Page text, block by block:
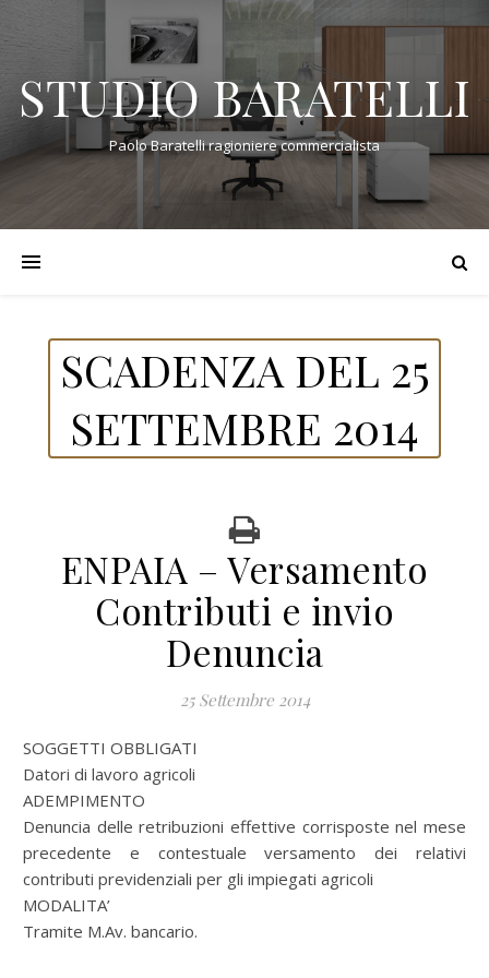
STUDIO BARATELLI
Paolo Baratelli ragioniere commercialista
SCADENZA DEL 25
SETTEMBRE 2014
ENPAIA – Versamento
Contributi e invio
Denuncia
25 Settembre 2014
SOGGETTI OBBLIGATI
Datori di lavoro agricoli
ADEMPIMENTO
Denuncia delle retribuzioni effettive corrisposte nel mese
precedente e contestuale versamento dei relativi
contributi previdenziali per gli impiegati agricoli
MODALITA’
Tramite M.Av. bancario.